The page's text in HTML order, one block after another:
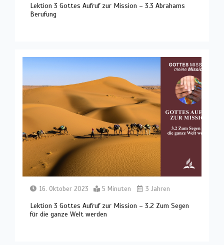
Lektion 3 Gottes Aufruf zur Mission – 3.3 Abrahams
Berufung
16. Oktober 2023 5 Minuten 3 Jahren
Lektion 3 Gottes Aufruf zur Mission – 3.2 Zum Segen
für die ganze Welt werden